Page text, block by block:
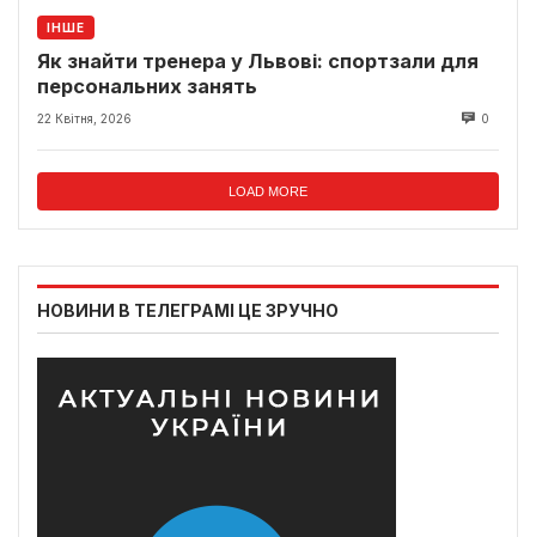
ІНШЕ
Як знайти тренера у Львові: спортзали для
персональних занять
22 Квітня, 2026 0
LOAD MORE
НОВИНИ В ТЕЛЕГРАМІ ЦЕ ЗРУЧНО